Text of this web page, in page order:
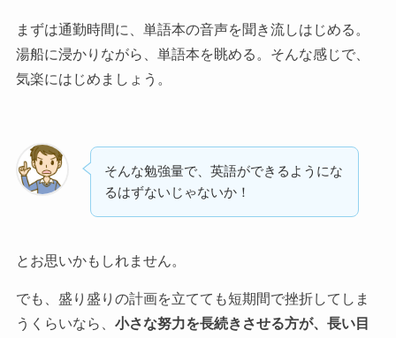
まずは通勤時間に、単語本の音声を聞き流しはじめる。
湯船に浸かりながら、単語本を眺める。そんな感じで、
気楽にはじめましょう。
そんな勉強量で、英語ができるようにな
るはずないじゃないか！
とお思いかもしれません。
でも、盛り盛りの計画を立てても短期間で挫折してしま
うくらいなら、 小さな努力を長続きさせる方が、長い目